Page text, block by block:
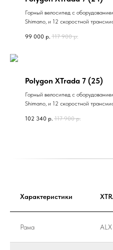
Горный велосипед с
Shimano, и 12 скоростной
99 000 р. 117 900 р.
Polygon XTrada 7 (25)
Горный велосипед с
Shimano, и 12 скоростной
102 340 р. 117 900 р.
Характеристики
Рама